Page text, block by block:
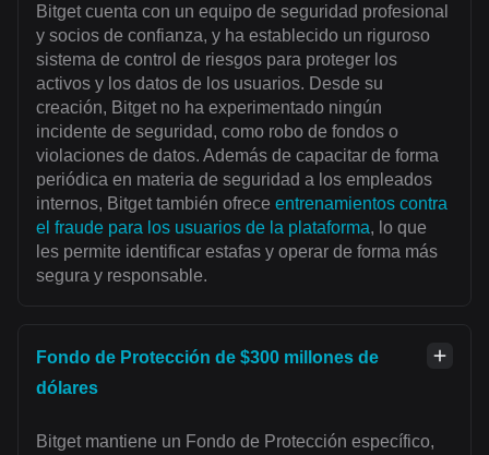
Bitget cuenta con un equipo de seguridad profesional
y socios de confianza, y ha establecido un riguroso
sistema de control de riesgos para proteger los
activos y los datos de los usuarios. Desde su
creación, Bitget no ha experimentado ningún
incidente de seguridad, como robo de fondos o
violaciones de datos. Además de capacitar de forma
periódica en materia de seguridad a los empleados
internos, Bitget también ofrece entrenamientos contra
el fraude para los usuarios de la plataforma, lo que
les permite identificar estafas y operar de forma más
segura y responsable.
Fondo de Protección de $300 millones de
dólares
Bitget mantiene un Fondo de Protección específico,